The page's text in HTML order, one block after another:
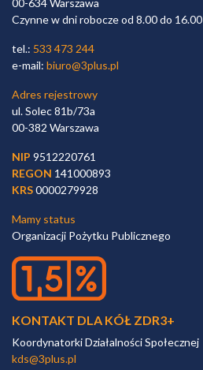
00-634 Warszawa
Czynne w dni robocze od 8.00 do 16.00
tel.: 533 473 244
e-mail: biuro@3plus.pl
Adres rejestrowy
ul. Solec 81b/73a
00-382 Warszawa
NIP 9512220761
REGON 141000893
KRS0000279928
Mamy status
Organizacji Pożytku Publicznego
KONTAKT DLA KÓŁ ZDR3+
Koordynatorki Działalności Społecznej
kds@3plus.pl